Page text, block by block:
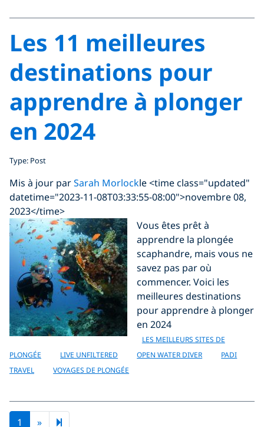
Les 11 meilleures
destinations pour
apprendre à plonger
en 2024
Type: Post
Mis à jour parSarah Morlockle <time class="updated"
datetime="2023-11-08T03:33:55-08:00">novembre 08,
2023</time>
Vous êtes prêt à
apprendre la plongée
scaphandre, mais vous ne
savez pas par où
commencer. Voici les
meilleures destinations
pour apprendre à plonger
en 2024
LES MEILLEURS SITES DE
PLONGÉE
LIVE UNFILTERED OPEN WATER DIVER
PADI
TRAVEL
VOYAGES DE PLONGÉE
1 »Next page
2